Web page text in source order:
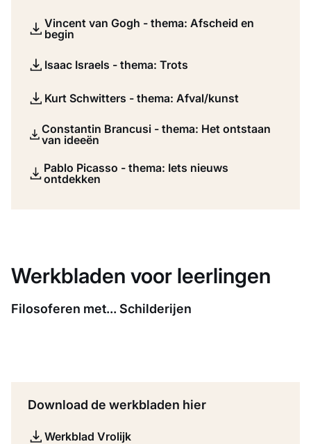
Vincent van Gogh - thema: Afscheid en
begin
Isaac Israels - thema: Trots
Kurt Schwitters - thema: Afval/kunst
Constantin Brancusi - thema: Het ontstaan
van ideeën
Pablo Picasso - thema: Iets nieuws
ontdekken
Werkbladen voor leerlingen
Filosoferen met... Schilderijen
Download de werkbladen hier
Werkblad Vrolijk